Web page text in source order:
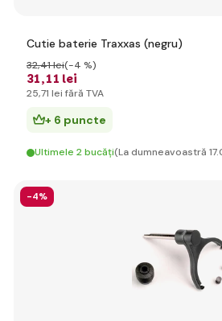
Cutie baterie Traxxas (negru)
31,11 lei
32,41 lei(-4 %)
25,71 lei fără TVA
+ 6 puncte
Ultimele 2 bucăți(La dumneavoastră
-4%